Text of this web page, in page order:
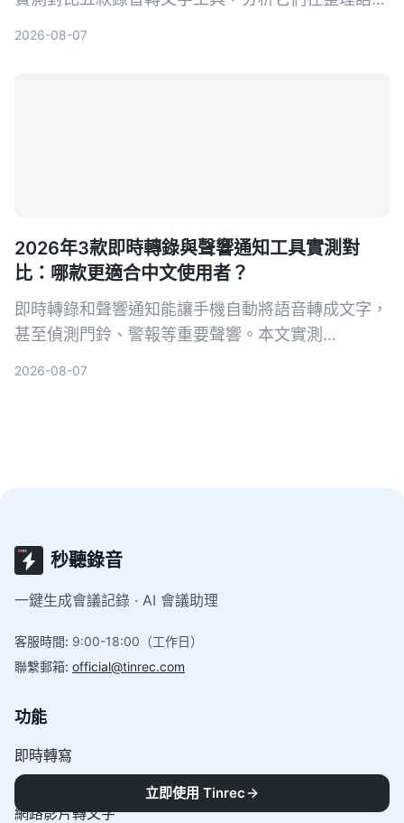
2026-08-07
2026年3款即時轉錄與聲響通知工具實測對
比：哪款更適合中文使用者？
即時轉錄和聲響通知能讓手機自動將語音轉成文字，
甚至偵測門鈴、警報等重要聲響。本文實測
2026-08-07
秒聽錄音
一鍵生成會議記錄 · AI 會議助理
客服時間: 9:00-18:00（工作日）
聯繫郵箱: official@tinrec.com
功能
即時轉寫
音訊轉文字
網路影片轉文字
立即使用 Tinrec